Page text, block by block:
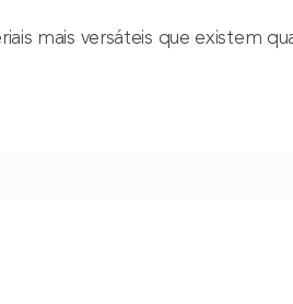
mais versáteis que existem